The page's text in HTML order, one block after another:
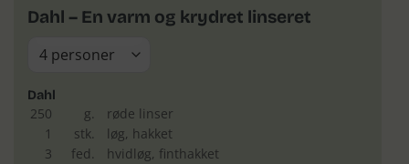
Dahl – En varm og krydret linseret
Dahl
250 g.
røde linser
1
stk.
løg, hakket
3
fed.
hvidløg, finthakket